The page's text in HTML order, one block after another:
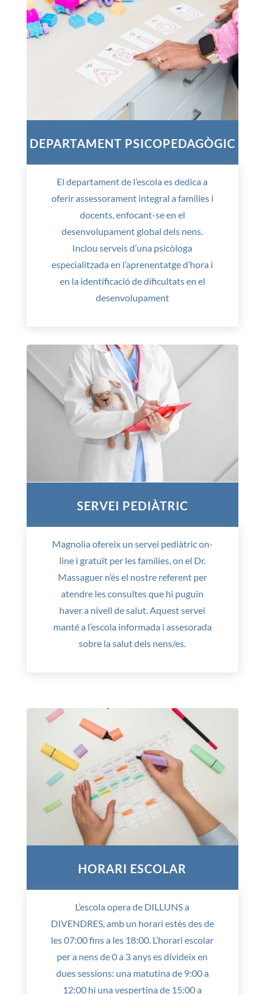
DEPARTAMENT PSICOPEDAGÒGIC
El departament de l’escola es dedica a
oferir assessorament integral a famílies i
docents, enfocant-se en el
desenvolupament global dels nens.
Inclou serveis d’una psicòloga
especialitzada en l’aprenentatge d’hora i
en la identificació de dificultats en el
desenvolupament
SERVEI PEDIÀTRIC
Magnolia ofereix un servei pediàtric on-
line i gratuït per les famílies, on el Dr.
Massaguer n’és el nostre referent per
atendre les consultes que hi puguin
haver a nivell de salut. Aquest servei
manté a l’escola informada i assesorada
sobre la salut dels nens/es.
HORARI ESCOLAR
L’escola opera de DILLUNS a
DIVENDRES, amb un horari estès des de
les 07:00 fins a les 18:00. L’horari escolar
per a nens de 0 a 3 anys es divideix en
dues sessions: una matutina de 9:00 a
12:00 hi una vespertina de 15:00 a